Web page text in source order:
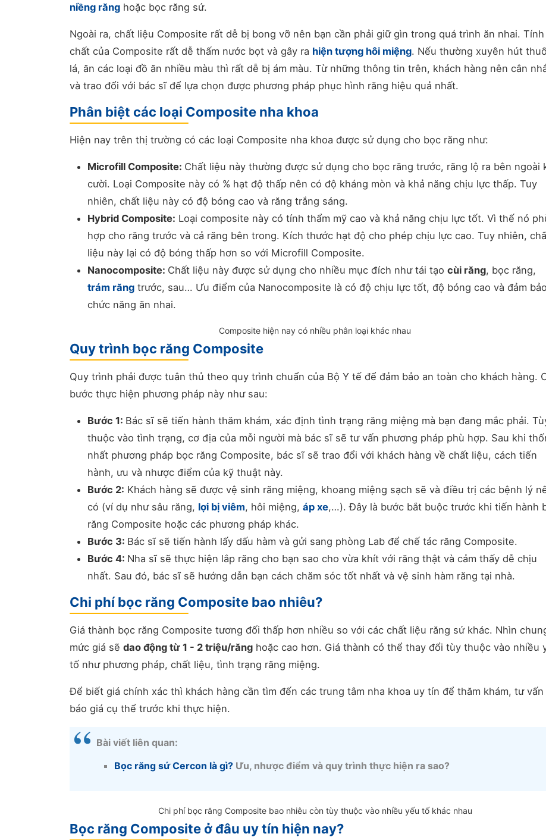
niềng răng hoặc bọc răng sứ.
Ngoài ra, chất liệu Composite rất dễ bị bong vỡ nên bạn cần phải giữ gìn trong quá trình ăn nhai. Tính
chất của Composite rất dễ thấm nước bọt và gây ra hiện tượng hôi miệng. Nếu thường xuyên hút
lá, ăn các loại đồ ăn nhiều màu thì rất dễ bị ám màu. Từ những thông tin trên, khách hàng nên cân
và trao đổi với bác sĩ để lựa chọn được phương pháp phục hình răng hiệu quả nhất.
Phân biệt các loại Composite nha khoa
Hiện nay trên thị trường có các loại Composite nha khoa được sử dụng cho bọc răng như:
Microfill Composite: Chất liệu này thường được sử dụng cho bọc răng trước, răng lộ ra bên ngoài
cười. Loại Composite này có % hạt độ thấp nên có độ kháng mòn và khả năng chịu lực thấp. Tuy
nhiên, chất liệu này có độ bóng cao và răng trắng sáng.
Hybrid Composite: Loại composite này có tính thẩm mỹ cao và khả năng chịu lực tốt. Vì thế nó
hợp cho răng trước và cả răng bên trong. Kích thước hạt độ cho phép chịu lực cao. Tuy nhiên,
liệu này lại có độ bóng thấp hơn so với Microfill Composite.
Nanocomposite: Chất liệu này được sử dụng cho nhiều mục đích như tái tạo cùi răng, bọc răng,
trám răng trước, sau… Ưu điểm của Nanocomposite là có độ chịu lực tốt, độ bóng cao và đảm bảo
chức năng ăn nhai.
Composite hiện nay có nhiều phân loại khác nhau
Quy trình bọc răng Composite
Quy trình phải được tuân thủ theo quy trình chuẩn của Bộ Y tế để đảm bảo an toàn cho khách hàng.
bước thực hiện phương pháp này như sau:
Bước 1: Bác sĩ sẽ tiến hành thăm khám, xác định tình trạng răng miệng mà bạn đang mắc phải.
thuộc vào tình trạng, cơ địa của mỗi người mà bác sĩ sẽ tư vấn phương pháp phù hợp. Sau khi
nhất phương pháp bọc răng Composite, bác sĩ sẽ trao đổi với khách hàng về chất liệu, cách tiến
hành, ưu và nhược điểm của kỹ thuật này.
Bước 2: Khách hàng sẽ được vệ sinh răng miệng, khoang miệng sạch sẽ và điều trị các bệnh lý
có (ví dụ như sâu răng, lợi bị viêm, hôi miệng, áp xe,…). Đây là bước bắt buộc trước khi tiến hành
răng Composite hoặc các phương pháp khác.
Bước 3: Bác sĩ sẽ tiến hành lấy dấu hàm và gửi sang phòng Lab để chế tác răng Composite.
Bước 4: Nha sĩ sẽ thực hiện lắp răng cho bạn sao cho vừa khít với răng thật và cảm thấy dễ chịu
nhất. Sau đó, bác sĩ sẽ hướng dẫn bạn cách chăm sóc tốt nhất và vệ sinh hàm răng tại nhà.
Chi phí bọc răng Composite bao nhiêu?
Giá thành bọc răng Composite tương đối thấp hơn nhiều so với các chất liệu răng sứ khác. Nhìn
mức giá sẽ dao động từ 1 - 2 triệu/răng hoặc cao hơn. Giá thành có thể thay đổi tùy thuộc vào nhiều
tố như phương pháp, chất liệu, tình trạng răng miệng.
Để biết giá chính xác thì khách hàng cần tìm đến các trung tâm nha khoa uy tín để thăm khám, tư vấn
báo giá cụ thể trước khi thực hiện.
Bài viết liên quan:
Bọc răng sứ Cercon là gì? Ưu, nhược điểm và quy trình thực hiện ra sao?
Chi phí bọc răng Composite bao nhiêu còn tùy thuộc vào nhiều yếu tố khác nhau
Bọc răng Composite ở đâu uy tín hiện nay?